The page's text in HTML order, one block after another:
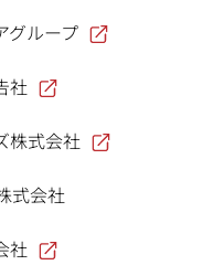
グループ
社
株式会社
式会社
社